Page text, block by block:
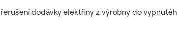
dodávky elektřiny z výrobny do